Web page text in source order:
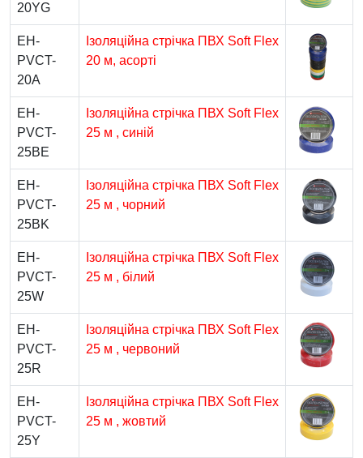
20YG
EH-
PVCT-
20A
Ізоляційна стрічка ПВХ Soft Flex
20 м, асорті
EH-
PVCT-
25BE
Ізоляційна стрічка ПВХ Soft Flex
25 м , синій
EH-
PVCT-
25BK
Ізоляційна стрічка ПВХ Soft Flex
25 м , чорний
EH-
PVCT-
25W
Ізоляційна стрічка ПВХ Soft Flex
25 м , білий
EH-
PVCT-
25R
Ізоляційна стрічка ПВХ Soft Flex
25 м , червоний
EH-
PVCT-
25Y
Ізоляційна стрічка ПВХ Soft Flex
25 м , жовтий